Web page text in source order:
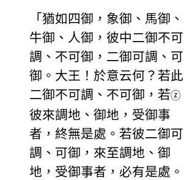
「猶如四御，象御、馬御、
牛御、人御，彼中二御不可
調、不可御，二御可調、可
御。大王！於意云何？若此
二御不可調、不可御，若ⓩ
彼來調地、御地，受御事
者，終無是處。若彼二御可
調、可御，來至調地、御
地，受御事者，必有是處。